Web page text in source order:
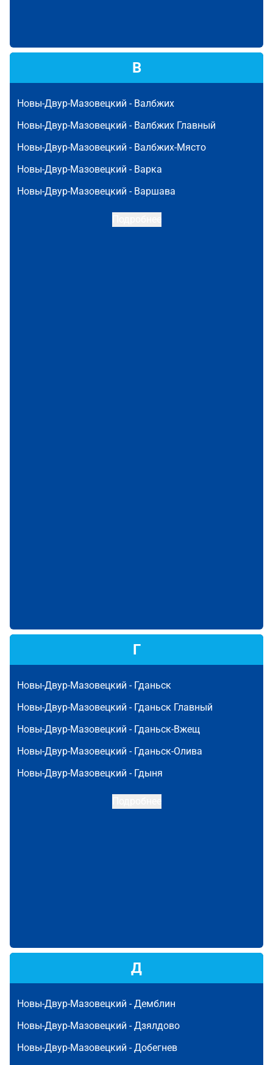
В
Новы-Двур-Мазовецкий - Валбжих
Новы-Двур-Мазовецкий - Валбжих Главный
Новы-Двур-Мазовецкий - Валбжих-Място
Новы-Двур-Мазовецкий - Варка
Новы-Двур-Мазовецкий - Варшава
Г
Новы-Двур-Мазовецкий - Гданьск
Новы-Двур-Мазовецкий - Гданьск Главный
Новы-Двур-Мазовецкий - Гданьск-Вжещ
Новы-Двур-Мазовецкий - Гданьск-Олива
Новы-Двур-Мазовецкий - Гдыня
Д
Новы-Двур-Мазовецкий -Демблин
Новы-Двур-Мазовецкий -Дзялдово
Новы-Двур-Мазовецкий -Добегнев